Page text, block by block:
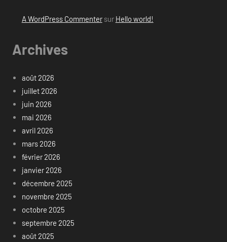
A WordPress Commentersur Hello world!
Archives
août 2026
juillet 2026
juin 2026
mai 2026
avril 2026
mars 2026
février 2026
janvier 2026
décembre 2025
novembre 2025
octobre 2025
septembre 2025
août 2025